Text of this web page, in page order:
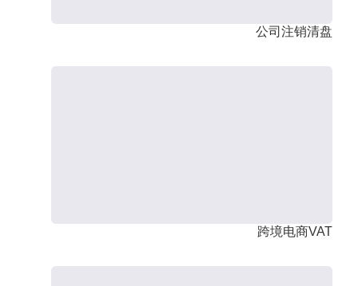
公司注销清盘
跨境电商VAT